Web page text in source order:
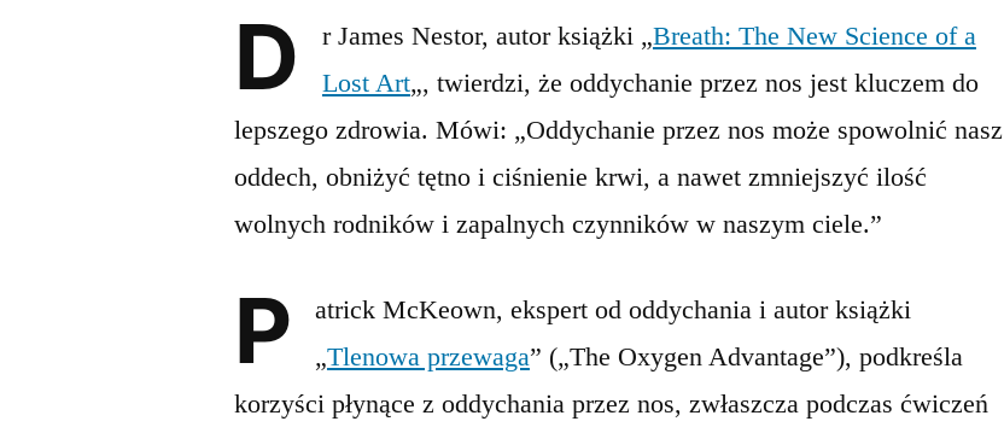
D r James Nestor, autor książki „Breath: The New Science of a
Lost Art„, twierdzi, że oddychanie przez nos jest kluczem do
lepszego zdrowia. Mówi: „Oddychanie przez nos może spowolnić nasz
oddech, obniżyć tętno i ciśnienie krwi, a nawet zmniejszyć ilość
wolnych rodników i zapalnych czynników w naszym ciele.”
P
atrick McKeown, ekspert od oddychania i autor książki
„Tlenowa przewaga” („The Oxygen Advantage”), podkreśla
korzyści płynące z oddychania przez nos, zwłaszcza podczas ćwiczeń